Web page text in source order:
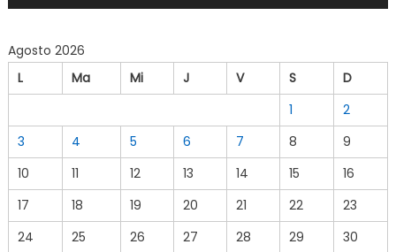
Agosto 2026
L
Ma Mi J V S
D
1
2
3
4 5 6 7 8
9
10
11 12 13 14 15
16
17
18 19 20 21 22
23
24
25 26 27 28 29
30